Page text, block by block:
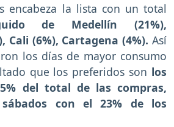
encabeza la lista con un total
de Medellín (21%),
Cali (6%), Cartagena (4%). Así
los días de mayor consumo
que los preferidos son los
del total de las compras,
con el 23% de los